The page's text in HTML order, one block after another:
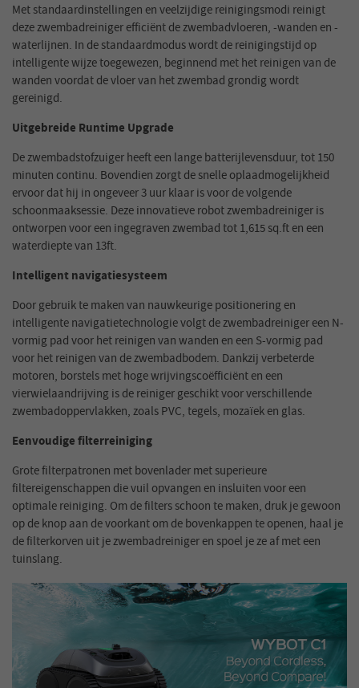
Met standaardinstellingen en veelzijdige reinigingsmodi reinigt
deze zwembadreiniger efficiënt de zwembadvloeren, -wanden en -
waterlijnen. In de standaardmodus wordt de reinigingstijd op
intelligente wijze toegewezen, beginnend met het reinigen van de
wanden voordat de vloer van het zwembad grondig wordt
gereinigd.
Uitgebreide Runtime Upgrade
De zwembadstofzuiger heeft een lange batterijlevensduur, tot 150
minuten continu. Bovendien zorgt de snelle oplaadmogelijkheid
ervoor dat hij in ongeveer 3 uur klaar is voor de volgende
schoonmaaksessie. Deze innovatieve robot zwembadreiniger is
ontworpen voor een ingegraven zwembad tot 1,615 sq.ft en een
waterdiepte van 13ft.
Intelligent navigatiesysteem
Door gebruik te maken van nauwkeurige positionering en
intelligente navigatietechnologie volgt de zwembadreiniger een N-
vormig pad voor het reinigen van wanden en een S-vormig pad
voor het reinigen van de zwembadbodem. Dankzij verbeterde
motoren, borstels met hoge wrijvingscoëfficiënt en een
vierwielaandrijving is de reiniger geschikt voor verschillende
zwembadoppervlakken, zoals PVC, tegels, mozaïek en glas.
Eenvoudige filterreiniging
Grote filterpatronen met bovenlader met superieure
filtereigenschappen die vuil opvangen en insluiten voor een
optimale reiniging. Om de filters schoon te maken, druk je gewoon
op de knop aan de voorkant om de bovenkappen te openen, haal je
de filterkorven uit je zwembadreiniger en spoel je ze af met een
tuinslang.